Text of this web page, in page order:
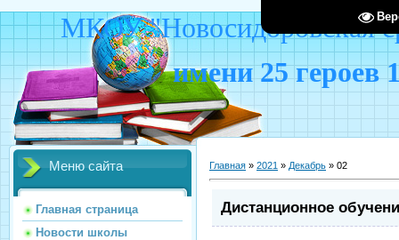
МКОУ "Новосидоровская
имени 25 героев
Меню сайта
Главная страница
Новости школы
Главная » 2021 » Декабрь » 02
Дистанционное